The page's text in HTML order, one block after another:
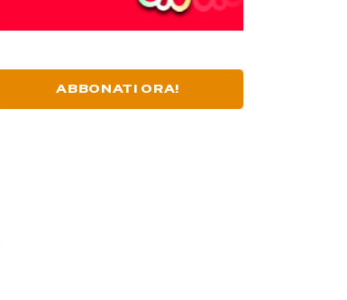
ABBONATI ORA!